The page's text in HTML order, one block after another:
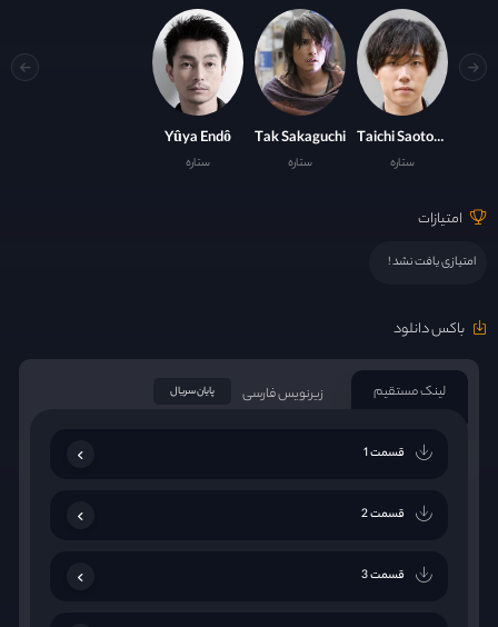
Taichi Saotome
ستاره
Tak Sakaguchi
ستاره
Yûya Endô
ستاره
امتیازات
امتیازی یافت نشد !
باکس دانلود
لینک مستقیم زیرنویس فارسی پایان سریال
قسمت 1
قسمت 2
قسمت 3